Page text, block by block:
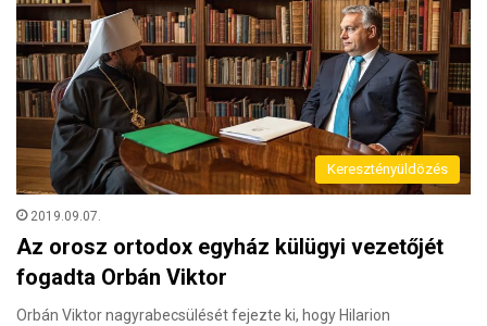
Keresztényüldözés
2019.09.07.
Az orosz ortodox egyház külügyi vezetőjét
fogadta Orbán Viktor
Orbán Viktor nagyrabecsülését fejezte ki, hogy Hilarion